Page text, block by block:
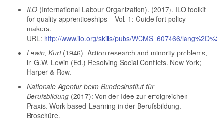
ILO (International Labour Organization). (2017). ILO toolkit
for quality apprenticeships – Vol. 1: Guide fort policy
makers.
URL: http://www.ilo.org/skills/pubs/WCMS_607466/
Lewin, Kurt(1946). Action research and minority problems,
in G.W. Lewin (Ed.) Resolving Social Conflicts. New York;
Harper & Row.
Nationale Agentur beim Bundesinstitut für
Berufsbildung (2017): Von der Idee zur erfolgreichen
Praxis. Work-based-Learning in der Berufsbildung.
Broschüre.